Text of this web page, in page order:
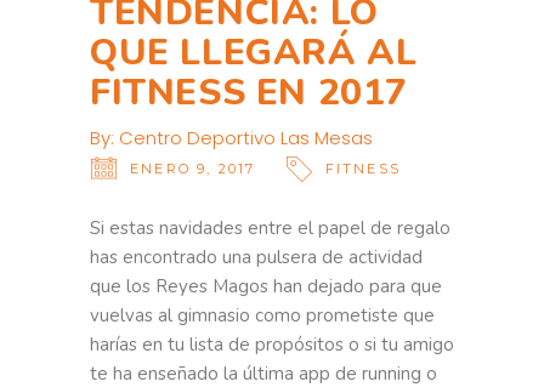
TENDENCIA: LO
QUE LLEGARÁ AL
FITNESS EN 2017
By: Centro Deportivo Las Mesas
ENERO 9, 2017 FITNESS
Si estas navidades entre el papel de regalo
has encontrado una pulsera de actividad
que los Reyes Magos han dejado para que
vuelvas al gimnasio como prometiste que
harías en tu lista de propósitos o si tu amigo
te ha enseñado la última app de running o